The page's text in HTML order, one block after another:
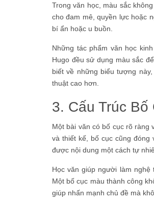
Trong văn học, màu sắc
cho đam mê, quyền lực hoặc
bí ẩn hoặc u buồn.
Những tác phẩm văn học
Hugo đều sử dụng màu sắc
biết về những biểu tượng
thuật cao hơn.
3. Cấu Trúc
Một bài văn có bố cục rõ ràng
và thiết kế, bố cục cũng
được nội dung một cách tự
Học văn giúp người làm nghệ
Một bố cục màu thành công
giúp nhấn mạnh chủ đề mà